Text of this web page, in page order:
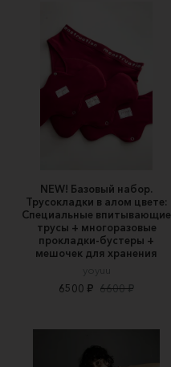
NEW! Базовый набор.
Трусокладки в алом цвете:
Специальные впитывающие
трусы + многоразовые
прокладки-бустеры +
мешочек для хранения
yoyuu
6500 ₽ 6600 ₽